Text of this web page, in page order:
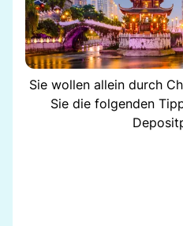
Sie wollen allein durch
Sie die folgenden